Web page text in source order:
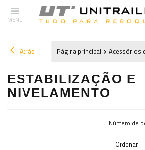
Atrás Página principal Acessórios
ESTABILIZAÇÃO E
NIVELAMENTO
Número de
Ordenar